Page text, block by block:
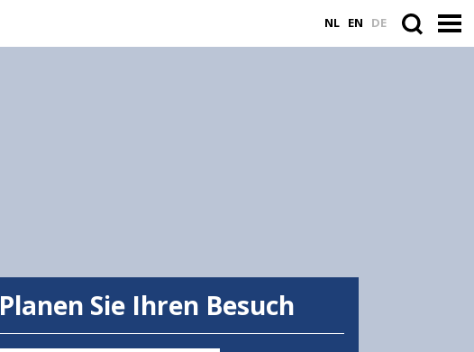
NL EN DE
Planen Sie Ihren Besuch